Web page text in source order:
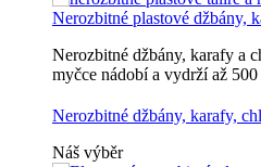
Nerozbitné plastové džbány,
Nerozbitné džbány, karafy a
myčce nádobí a vydrží až
Nerozbitné džbány, karafy,
Náš výběr